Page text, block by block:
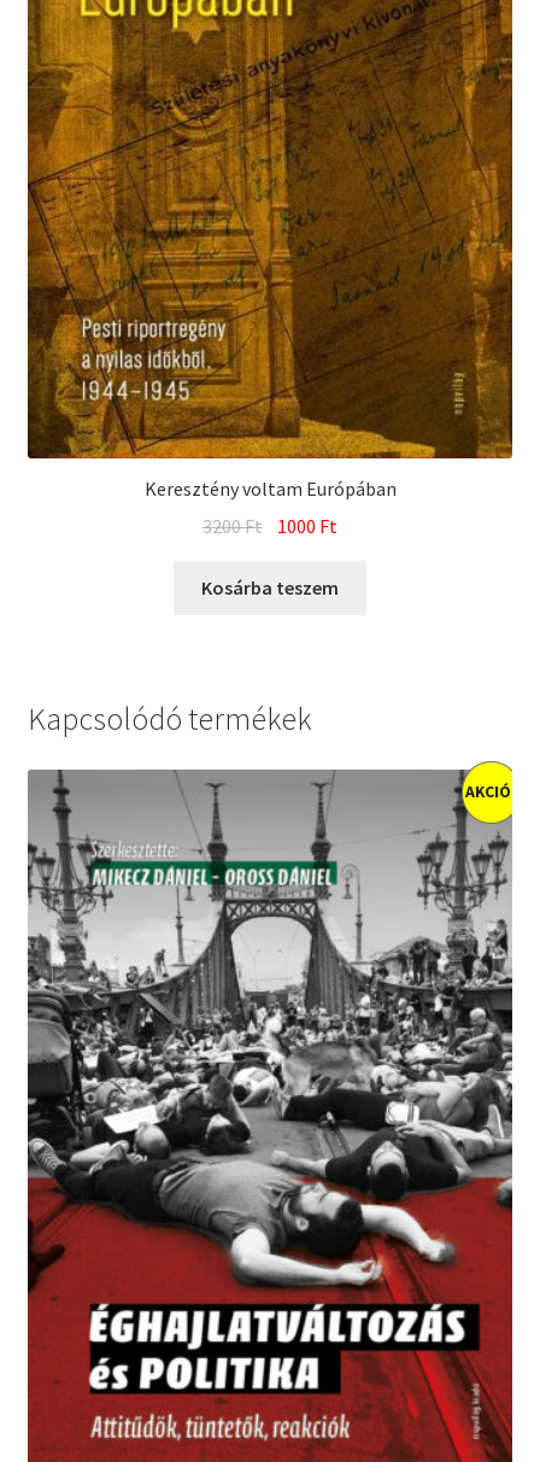
Keresztény voltam Európában
3200Ft Original
was:
1000 Ft
is:
Kosárba teszem
Kapcsolódó termékek
AKCIÓ!